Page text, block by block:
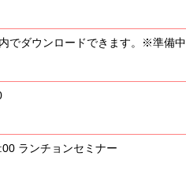
でダウンロードできます。※準備中
ランチョンセミナー